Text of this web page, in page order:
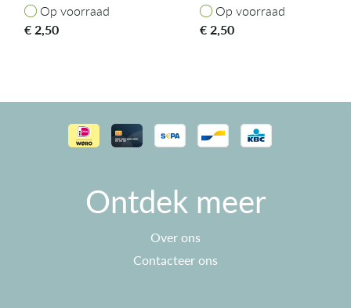
Op voorraad
Op voorraad
€2,50
Op voorraad
Op voorraad
€2,50
Ontdek meer
Over ons
Contacteer ons